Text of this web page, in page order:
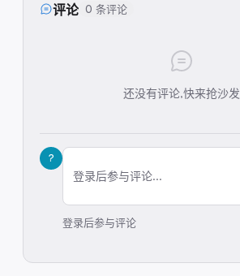
评论 0 条评论
还没有评论,快来抢沙发
?
登录后参与评论...
登录后参与评论